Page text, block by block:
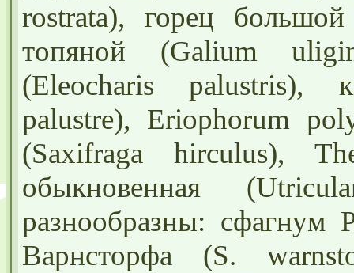
rostrata), горец
топяной (Galium
(Eleocharis palustris),
palustre), Eriophorum
(Saxifraga hirculus),
обыкновенная (Ut
разнообразны: сфагнум
Варнсторфа (S.